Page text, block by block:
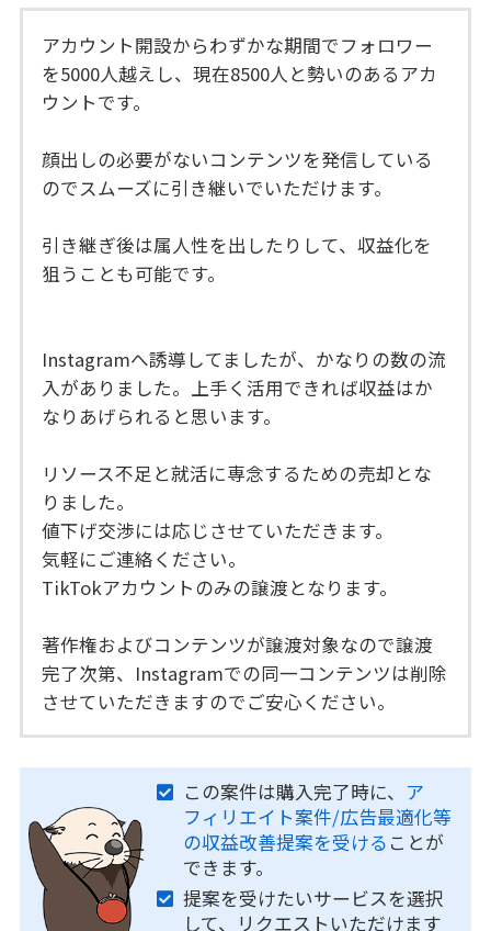
アカウント開設からわずかな期間でフォロワー
を5000人越えし、現在8500人と勢いのあるアカ
ウントです。
顔出しの必要がないコンテンツを発信している
のでスムーズに引き継いでいただけます。
引き継ぎ後は属人性を出したりして、収益化を
狙うことも可能です。
Instagramへ誘導してましたが、かなりの数の流
入がありました。上手く活用できれば収益はか
なりあげられると思います。
リソース不足と就活に専念するための売却とな
りました。
値下げ交渉には応じさせていただきます。
気軽にご連絡ください。
TikTokアカウントのみの譲渡となります。
著作権およびコンテンツが譲渡対象なので譲渡
完了次第、Instagramでの同一コンテンツは削除
させていただきますのでご安心ください。
この案件は購入完了時に、 ア
フィリエイト案件/広告最適化等
の収益改善提案を受ける ことが
できます。
提案を受けたいサービスを選択
して、リクエストいただけます